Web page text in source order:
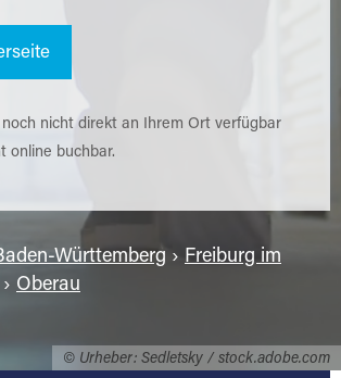
© Urheber: Sedletsky / stock.adobe.com
nicht direkt an Ihrem Ort verfügbar
online buchbar.
Württemberg › Freiburg im
› Oberau